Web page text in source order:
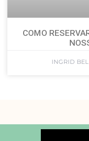
COMO
INGRID